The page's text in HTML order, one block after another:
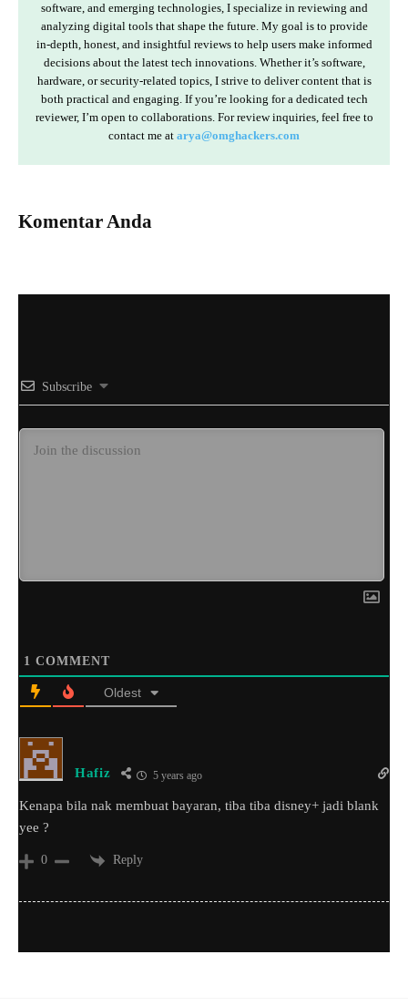
software, and emerging technologies, I specialize in reviewing and
analyzing digital tools that shape the future. My goal is to provide
in-depth, honest, and insightful reviews to help users make informed
decisions about the latest tech innovations. Whether it’s software,
hardware, or security-related topics, I strive to deliver content that is
both practical and engaging. If you’re looking for a dedicated tech
reviewer, I’m open to collaborations. For review inquiries, feel free to
contact me at arya@omghackers.com
Komentar Anda
Subscribe
1 COMMENT
Oldest
Hafiz 5 years ago
Kenapa bila nak membuat bayaran, tiba tiba disney+ jadi blank
yee ?
0 Reply